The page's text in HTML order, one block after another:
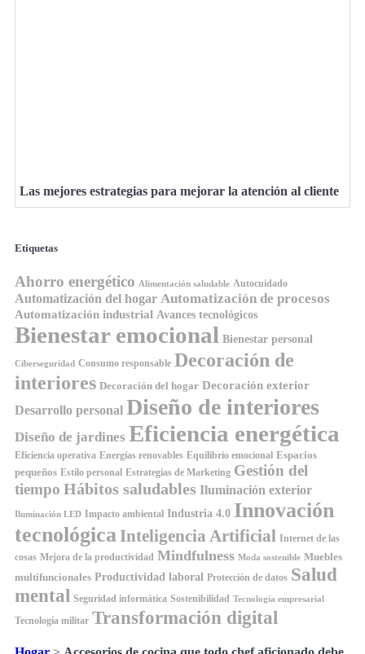
Las mejores estrategias para mejorar la atención al cliente
Etiquetas
Ahorro energético Alimentación saludable Autocuidado
Automatización del hogar Automatización de procesos
Automatización industrial Avances tecnológicos
Bienestar emocional Bienestar personal
Ciberseguridad Consumo responsable Decoración de
interiores Decoración del hogar Decoración exterior
Desarrollo personal Diseño de interiores
Diseño de jardines Eficiencia energética
Eficiencia operativa Energías renovables Equilibrio emocional Espacios
pequeños Estilo personal Estrategias de Marketing Gestión del
tiempo Hábitos saludables Iluminación exterior
Iluminación LED Impacto ambiental Industria 4.0 Innovación
tecnológica Inteligencia Artificial Internet de las
cosas Mejora de la productividad Mindfulness Moda sostenible Muebles
multifuncionales Productividad laboral Protección de datos Salud
mental Seguridad informática Sostenibilidad Tecnología empresarial
Tecnología militar Transformación digital